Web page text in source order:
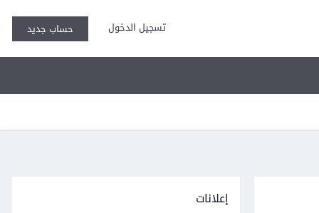
تسجيل الدخول حساب جديد
إعلانات